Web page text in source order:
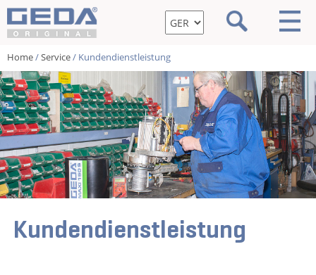
Home/Service/ Kundendienstleistung
Kundendienstleistung